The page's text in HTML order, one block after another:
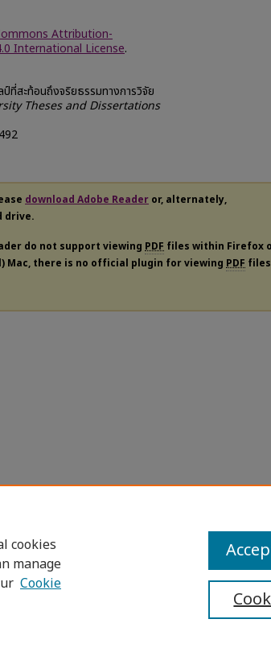
Attribution-
International License.
ที่สะท้อนถึงจริยธรรมทางการวิจัย
Theses and Dissertations
download Adobe Reader or, alternately,
drive.
do not support viewing PDF files within Firefox
Mac, there is no official plugin for viewing PDF
Accessibility Statement
cookies
manage
Cookie